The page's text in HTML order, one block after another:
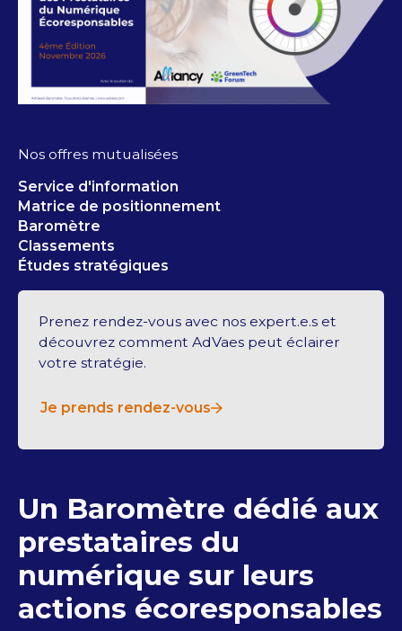
Nos offres mutualisées
Service d'information
Matrice de positionnement
Baromètre
Classements
Études stratégiques
Prenez rendez-vous avec nos expert.e.s et
découvrez comment AdVaes peut éclairer
votre stratégie.
Je prends rendez-vous
Un Baromètre dédié aux
prestataires du
numérique sur leurs
actions écoresponsables